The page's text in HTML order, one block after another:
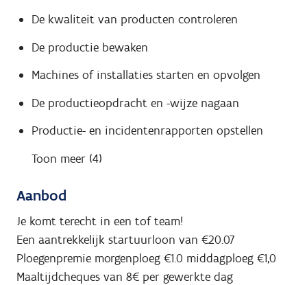
De kwaliteit van producten controleren
De productie bewaken
Machines of installaties starten en opvolgen
De productieopdracht en -wijze nagaan
Productie- en incidentenrapporten opstellen
Toon meer (4)
Aanbod
Je komt terecht in een tof team!
Een aantrekkelijk startuurloon van €20.07
Ploegenpremie morgenploeg €1.0 middagploeg €1,0
Maaltijdcheques van 8€ per gewerkte dag